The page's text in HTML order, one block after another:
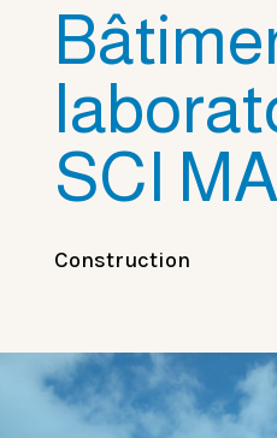
SCI
Construction